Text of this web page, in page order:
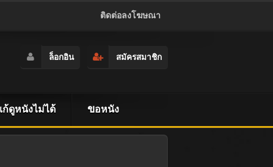
ติดต่อลงโฆษณา
ล็อกอิน สมัครสมาชิก
แก้ดูหนังไม่ได้ ขอหนัง